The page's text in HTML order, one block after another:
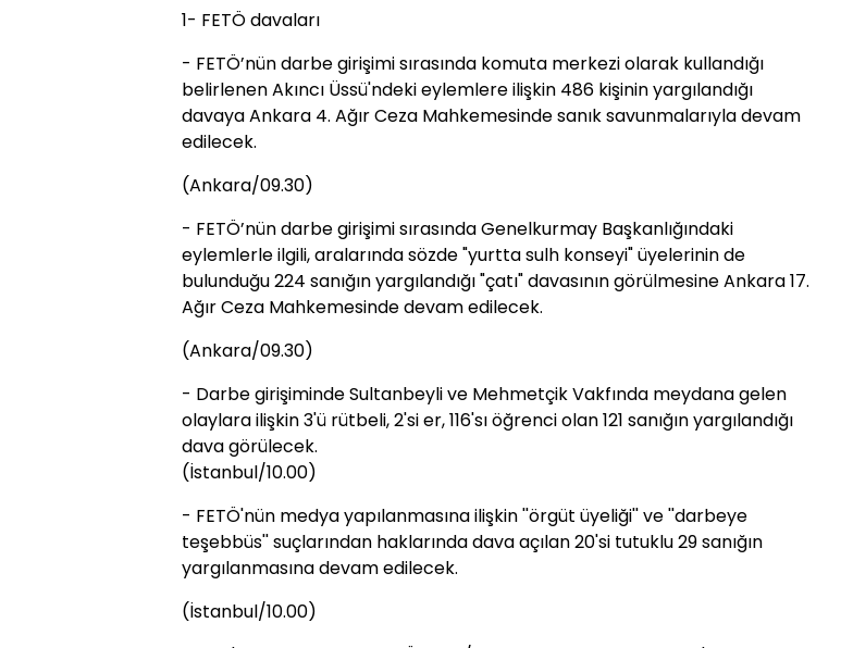
1- FETÖ davaları
- FETÖ’nün darbe girişimi sırasında komuta merkezi olarak kullandığı
belirlenen Akıncı Üssü'ndeki eylemlere ilişkin 486 kişinin yargılandığı
davaya Ankara 4. Ağır Ceza Mahkemesinde sanık savunmalarıyla devam
edilecek.
(Ankara/09.30)
- FETÖ’nün darbe girişimi sırasında Genelkurmay Başkanlığındaki
eylemlerle ilgili, aralarında sözde "yurtta sulh konseyi" üyelerinin de
bulunduğu 224 sanığın yargılandığı "çatı" davasının görülmesine Ankara 17.
Ağır Ceza Mahkemesinde devam edilecek.
(Ankara/09.30)
- Darbe girişiminde Sultanbeyli ve Mehmetçik Vakfında meydana gelen
olaylara ilişkin 3'ü rütbeli, 2'si er, 116'sı öğrenci olan 121 sanığın yargılandığı
dava görülecek.
(İstanbul/10.00)
- FETÖ'nün medya yapılanmasına ilişkin ''örgüt üyeliği'' ve ''darbeye
teşebbüs'' suçlarından haklarında dava açılan 20'si tutuklu 29 sanığın
yargılanmasına devam edilecek.
(İstanbul/10.00)